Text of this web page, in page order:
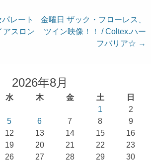
レート
アスロン
金曜日 ザック・フローレス、
ツイン映像！！ / Coltex.ハー
フバリア☆ →
2026年8月
水 木 金 土
日
1
2
5 6 7 8
9
12 13 14 15
16
19 20 21 22
23
26 27 28 29
30